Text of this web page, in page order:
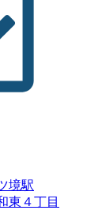
境駅
東４丁目